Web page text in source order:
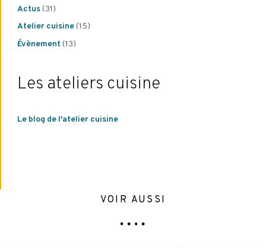
Actus(31)
Atelier cuisine(15)
Évènement (13)
Les ateliers cuisine
Le blog de l'atelier cuisine
VOIR AUSSI